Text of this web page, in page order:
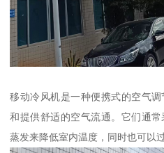
移动冷风机是一种便携式的空气
和提供舒适的空气流通。它们通
蒸发来降低室内温度，同时也可以